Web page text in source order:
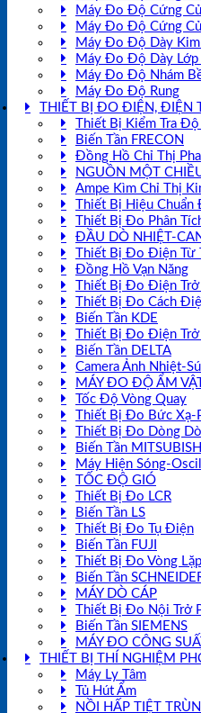
Máy Đo Độ Cứng
Máy Đo Độ Cứng
Máy Đo Độ Dày Kim
Máy Đo Độ Dày Lớp
Máy Đo Độ Nhám
Máy Đo Độ Rung
THIẾT BỊ ĐO ĐIỆN, ĐIỆN
Thiết Bị Kiểm Tra
Biến Tần FRECON
Đồng Hồ Chỉ Thị Pha
NGUỒN MỘT
Ampe Kìm Chỉ Thị
Thiết Bị Hiệu Chuẩn
Thiết Bị Đo Phân
ĐẦU DÒ NHIỆT-
Thiết Bị Đo Điện Từ
Đồng Hồ Vạn Năng
Thiết Bị Đo Điện
Thiết Bị Đo Cách
Biến Tần KDE
Thiết Bị Đo Điện
Biến Tần DELTA
Camera Ảnh Nhiệt-
MÁY ĐO ĐỘ ẨM
Tốc Độ Vòng Quay
Thiết Bị Đo Bức Xạ-
Thiết Bị Đo Dòng Dò
Biến Tần MITSUBISHI
Máy Hiện Sóng-
TỐC ĐỘ GIÓ
Thiết Bị Đo LCR
Biến Tần LS
Thiết Bị Đo Tụ Điện
Biến Tần FUJI
Thiết Bị Đo Vòng
Biến Tần
MÁY DÒ CÁP
Thiết Bị Đo Nội Trở
Biến Tần SIEMENS
MÁY ĐO CÔNG
THIẾT BỊ THÍ NGHIỆM
Máy Ly Tâm
Tủ Hút Ẩm
NỒI HẤP TIỆT